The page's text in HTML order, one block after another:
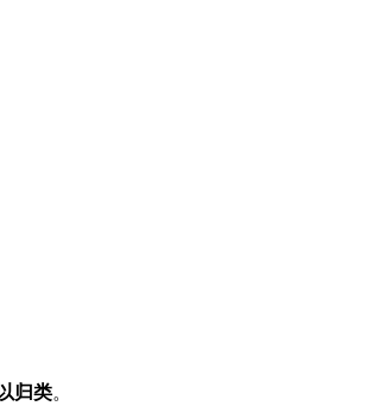
归类。